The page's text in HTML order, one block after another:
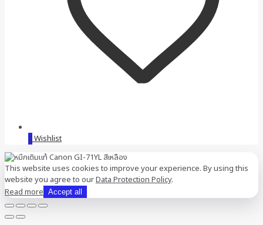
0Wishlist
This website uses cookies to improve your experience. By using this
website you agree to ourData Protection Policy.
Read more Accept all